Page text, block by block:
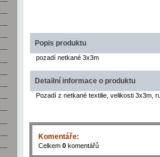
Popis produktu
pozadí netkané 3x3m
Detailní informace o produktu
Pozadí z netkané textilie, velikosti 3x3m,
Komentáře:
Celkem 0 komentářů